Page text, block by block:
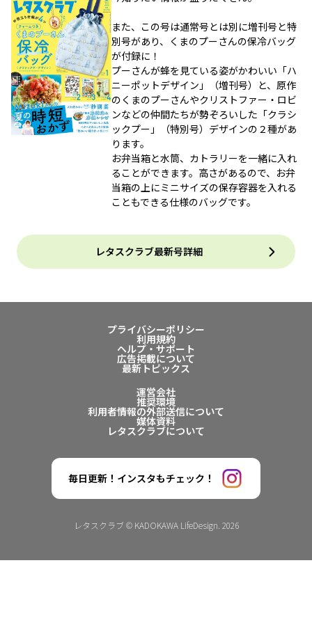
また、この号は通常号とは別に増刊号と特
別号があり、くまのプーさんの保冷バッグ
が付録に！
プーさんが蜂を見ている姿がかわいい「ハ
ニーポットデザイン」（増刊号）と、原作
のくまのプーさんやクリストファー・ロビ
ンなどの仲間たちが勢ぞろいした「クラシ
ックプー」（特別号）デザインの２種があ
ります。
お弁当箱と水筒、カトラリーを一緒に入れ
ることができます。高さがあるので、お弁
当箱の上にミニサイズの保存容器を入れる
こともできる仕様のバッグです。
レタスクラブ最新号詳細
プライバシーポリシー
利用規約
ヘルプ・サポート
広告掲載について
最新トピックス
運営会社
推奨環境
利用者情報の外部送信について
媒体資料
レタスクラブについて
毎日更新！インスタもチェック！
レタスクラブ © KADOKAWA LifeDesign. 2026